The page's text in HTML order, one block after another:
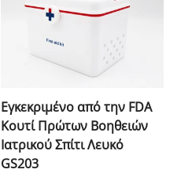
Εγκεκριμένο από την FDA
Κουτί Πρώτων Βοηθειών
Ιατρικού Σπίτι Λευκό
GS203